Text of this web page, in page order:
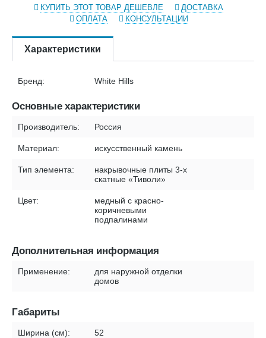
КУПИТЬ ЭТОТ ТОВАР ДЕШЕВЛЕ
ДОСТАВКА
ОПЛАТА
КОНСУЛЬТАЦИИ
Характеристики
Бренд: White Hills
Основные характеристики
Производитель: Россия
Материал: искусственный камень
Тип элемента:
накрывочные плиты 3-х
скатные «Тиволи»
Цвет:
медный с красно-
коричневыми
подпалинами
Дополнительная информация
Применение:
для наружной отделки
домов
Габариты
Ширина (см): 52